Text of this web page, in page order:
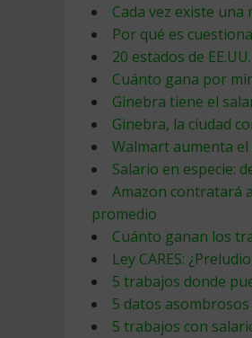
Cada vez existe
Por qué es
20 estados de
Cuánto gana por
Ginebra tiene el
Ginebra, la ciudad
Walmart aumenta el
Salario en especie:
Amazon contratará
promedio
Cuánto ganan los
Ley CARES:
5 trabajos donde
5 datos
5 trabajos con